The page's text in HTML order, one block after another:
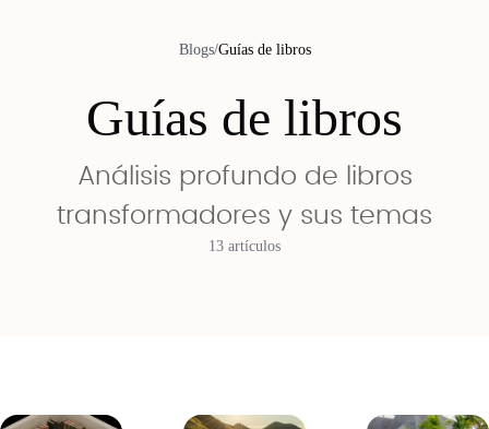
Blogs/Guías de libros
Guías de libros
Análisis profundo de libros
transformadores y sus temas
13 artículos